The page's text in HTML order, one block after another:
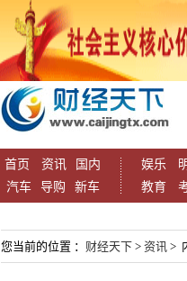
首页 资讯
国内
汽车
导购 新车
娱乐
教育
您当前的位置 ： 财经天下 > 资讯 >